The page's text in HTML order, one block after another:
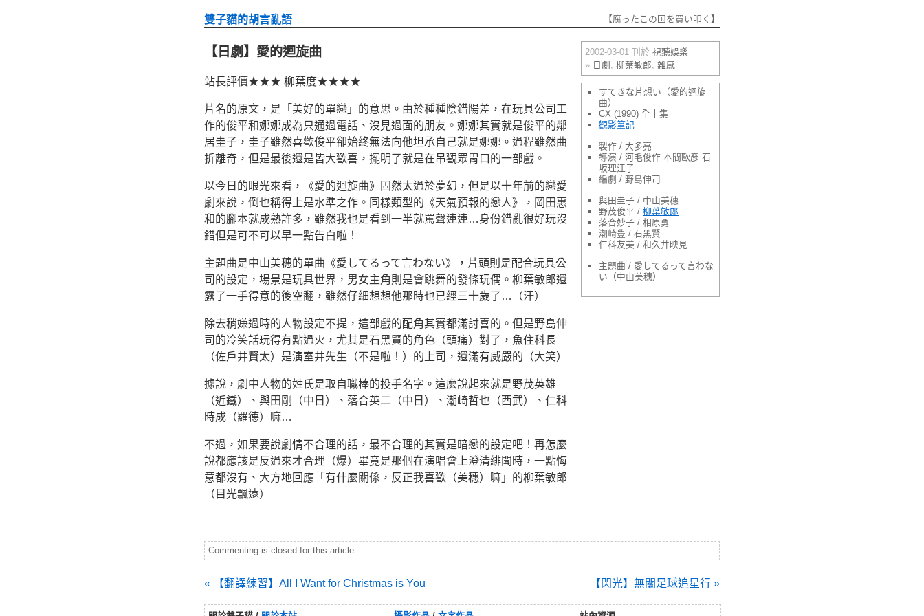
雙子貓的胡言亂語 【腐ったこの国を買い叩く】
2002-03-01 刊於 視聽娛樂
» 日劇 , 柳葉敏郎, 雜感
【日劇】愛的迴旋曲
站長評價★★★ 柳葉度★★★★
片名的原文，是「美好的單戀」的意思。由於種種陰錯陽差，在玩具公司工
作的俊平和娜娜成為只通過電話、沒見過面的朋友。娜娜其實就是俊平的鄰
居圭子，圭子雖然喜歡俊平卻始終無法向他坦承自己就是娜娜。過程雖然曲
折離奇，但是最後還是皆大歡喜，擺明了就是在吊觀眾胃口的一部戲。
以今日的眼光來看，《愛的迴旋曲》固然太過於夢幻，但是以十年前的戀愛
劇來說，倒也稱得上是水準之作。同樣類型的《天氣預報的戀人》，岡田惠
和的腳本就成熟許多，雖然我也是看到一半就罵聲連連…身份錯亂很好玩沒
錯但是可不可以早一點告白啦！
主題曲是中山美穗的單曲《愛してるって言わない》，片頭則是配合玩具公
司的設定，場景是玩具世界，男女主角則是會跳舞的發條玩偶。柳葉敏郎還
露了一手得意的後空翻，雖然仔細想想他那時也已經三十歲了…（汗）
除去稍嫌過時的人物設定不提，這部戲的配角其實都滿討喜的。但是野島伸
司的冷笑話玩得有點過火，尤其是石黑賢的角色（頭痛）對了，魚住科長
（佐戶井賢太）是演室井先生（不是啦！）的上司，還滿有威嚴的（大笑）
據說，劇中人物的姓氏是取自職棒的投手名字。這麼說起來就是野茂英雄
（近鐵）、與田剛（中日）、落合英二（中日）、潮崎哲也（西武）、仁科
時成（羅德）嘛…
不過，如果要說劇情不合理的話，最不合理的其實是暗戀的設定吧！再怎麼
說都應該是反過來才合理（爆）畢竟是那個在演唱會上澄清緋聞時，一點悔
意都沒有、大方地回應「有什麼關係，反正我喜歡（美穗）嘛」的柳葉敏郎
（目光飄遠）
すてきな片想い（愛的迴旋
曲）
CX (1990) 全十集
觀影筆記
製作 / 大多亮
導演 / 河毛俊作 本間歐彥 石
坂理江子
編劇 / 野島伸司
與田圭子 / 中山美穗
野茂俊平 / 柳葉敏郎
落合妙子 / 相原勇
潮崎豊 / 石黑賢
仁科友美 / 和久井映見
主題曲 / 愛してるって言わな
い（中山美穗）
Commenting is closed for this article.
« 【翻譯練習】All I Want for Christmas is You 【閃光】無關足球追星行 »